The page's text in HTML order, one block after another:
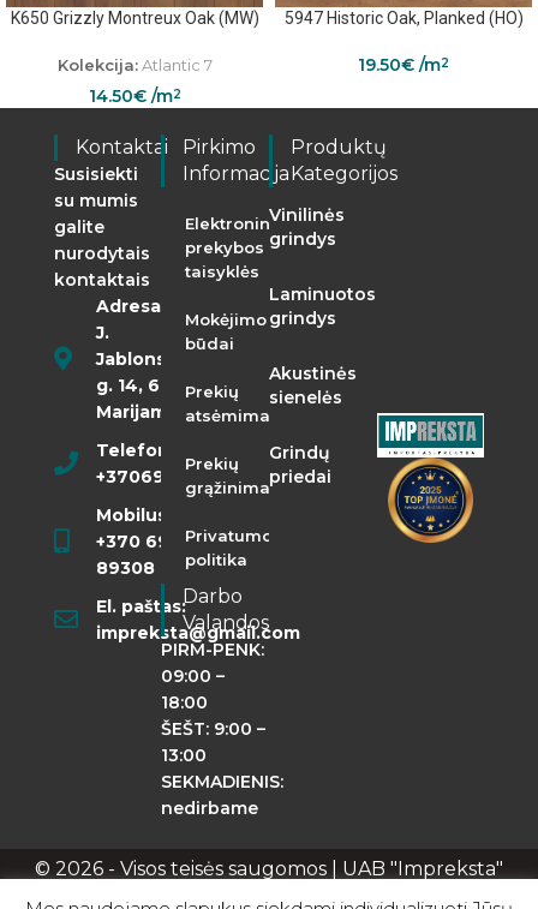
K650 Grizzly Montreux Oak (MW)
Kolekcija:Atlantic 7
14.50€/m2
5947 Historic Oak, Planked (HO)
19.50€ /m2
Kontaktai
Susisiekti
su mumis
galite
nurodytais
kontaktais
Adresas:
J.
Jablonskio
g. 14, 68290
Marijampolė
Telefonas:
+37069855400
Mobilusis:
+370 698
89308
El. paštas:
impreksta@gmail.com
Pirkimo
Informacija
Elektroninės
prekybos
taisyklės
Mokėjimo
būdai
Prekių
atsėmimas
Prekių
grąžinimas
Privatumo
politika
Darbo
Valandos
PIRM-PENK:
09:00 –
18:00
ŠEŠT: 9:00 –
13:00
SEKMADIENIS:
nedirbame
Produktų
Kategorijos
Vinilinės
grindys
Laminuotos
grindys
Akustinės
sienelės
Grindų
priedai
© 2026 - Visos teisės saugomos | UAB "Impreksta"